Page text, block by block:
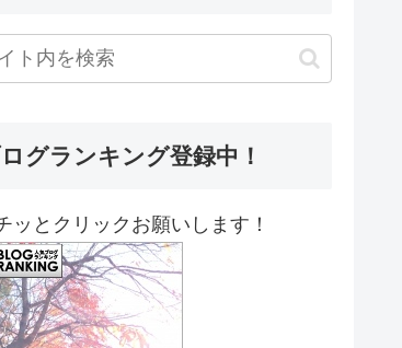
グランキング登録中！
ッとクリックお願いします！